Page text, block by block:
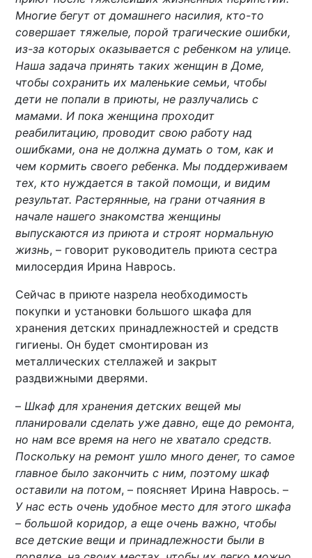
Многие бегут от домашнего насилия, кто-то
совершает тяжелые, порой трагические ошибки,
из-за которых оказывается с ребенком на улице.
Наша задача принять таких женщин в Доме,
чтобы сохранить их маленькие семьи, чтобы
дети не попали в приюты, не разлучались с
мамами. И пока женщина проходит
реабилитацию, проводит свою работу над
ошибками, она не должна думать о том, как и
чем кормить своего ребенка. Мы поддерживаем
тех, кто нуждается в такой помощи, и видим
результат. Растерянные, на грани отчаяния в
начале нашего знакомства женщины
выпускаются из приюта и строят нормальную
жизнь, – говорит руководитель приюта сестра
милосердия Ирина Наврось.
Сейчас в приюте назрела необходимость
покупки и установки большого шкафа для
хранения детских принадлежностей и средств
гигиены. Он будет смонтирован из
металлических стеллажей и закрыт
раздвижными дверями.
–Шкаф для хранения детских вещей мы
планировали сделать уже давно, еще до ремонта,
но нам все время на него не хватало средств.
Поскольку на ремонт ушло много денег, то самое
главное было закончить с ним, поэтому шкаф
оставили на потом, – поясняет Ирина Наврось. –
У нас есть очень удобное место для этого шкафа
– большой коридор, а еще очень важно, чтобы
все детские вещи и принадлежности были в